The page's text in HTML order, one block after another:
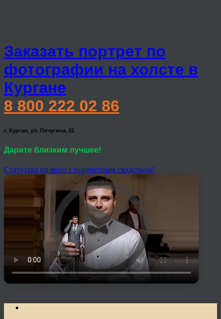
Заказать портрет по
фотографии на холсте в
Кургане
8 800 222 02 86
г. Курган, ул. Пичугина, 21
Дарите близким лучшее!
Статуэтка по фото с портретным сходством!